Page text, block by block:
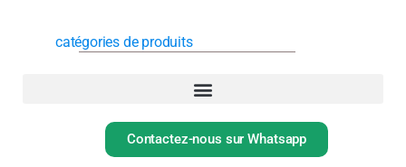
catégories de produits
Contactez-nous sur Whatsapp